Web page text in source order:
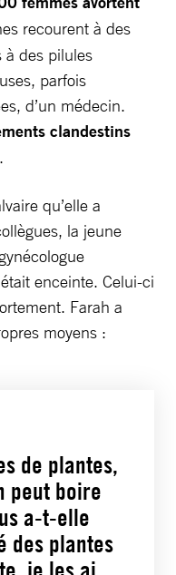
recourent à des
à des pilules
parfois
d’un médecin.
clandestins
qu’elle a
la jeune
enceinte. Celui-ci
Farah a
moyens :
de plantes,
peut boire
a-t-elle
des plantes